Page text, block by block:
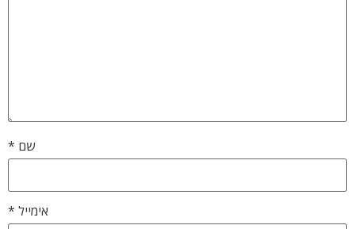
שם *
אימייל *